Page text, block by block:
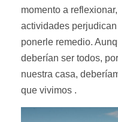
momento a
actividades
ponerle remedio.
deberían ser todos,
nuestra casa,
que vivimos .